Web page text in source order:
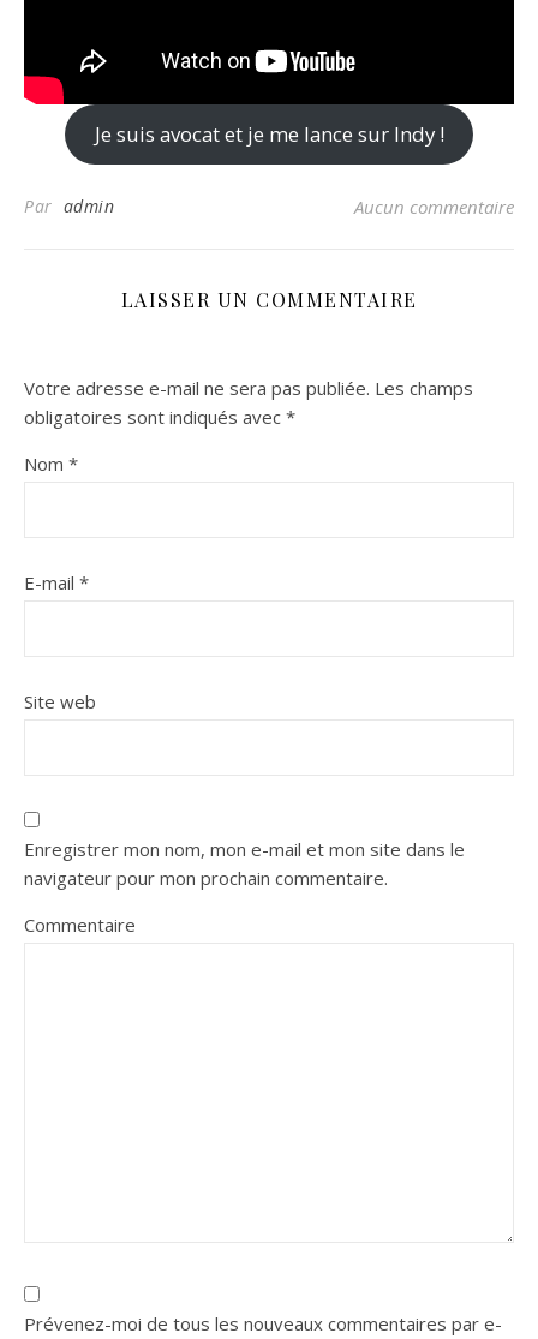
Je suis avocat et je me lance sur Indy !
Par admin Aucun commentaire
LAISSER UN COMMENTAIRE
Votre adresse e-mail ne sera pas publiée. Les champs
obligatoires sont indiqués avec *
Nom *
E-mail *
Site web
Enregistrer mon nom, mon e-mail et mon site dans le
navigateur pour mon prochain commentaire.
Commentaire
Prévenez-moi de tous les nouveaux commentaires par e-